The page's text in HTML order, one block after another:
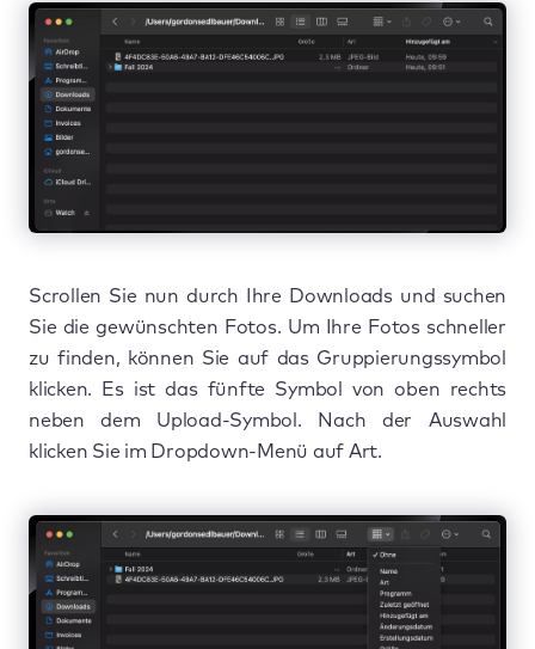
Scrollen Sie nun durch Ihre Downloads und suchen
Sie die gewünschten Fotos. Um Ihre Fotos schneller
zu finden, können Sie auf das Gruppierungssymbol
klicken. Es ist das fünfte Symbol von oben rechts
neben dem Upload-Symbol. Nach der Auswahl
klicken Sie im Dropdown-Menü auf Art.